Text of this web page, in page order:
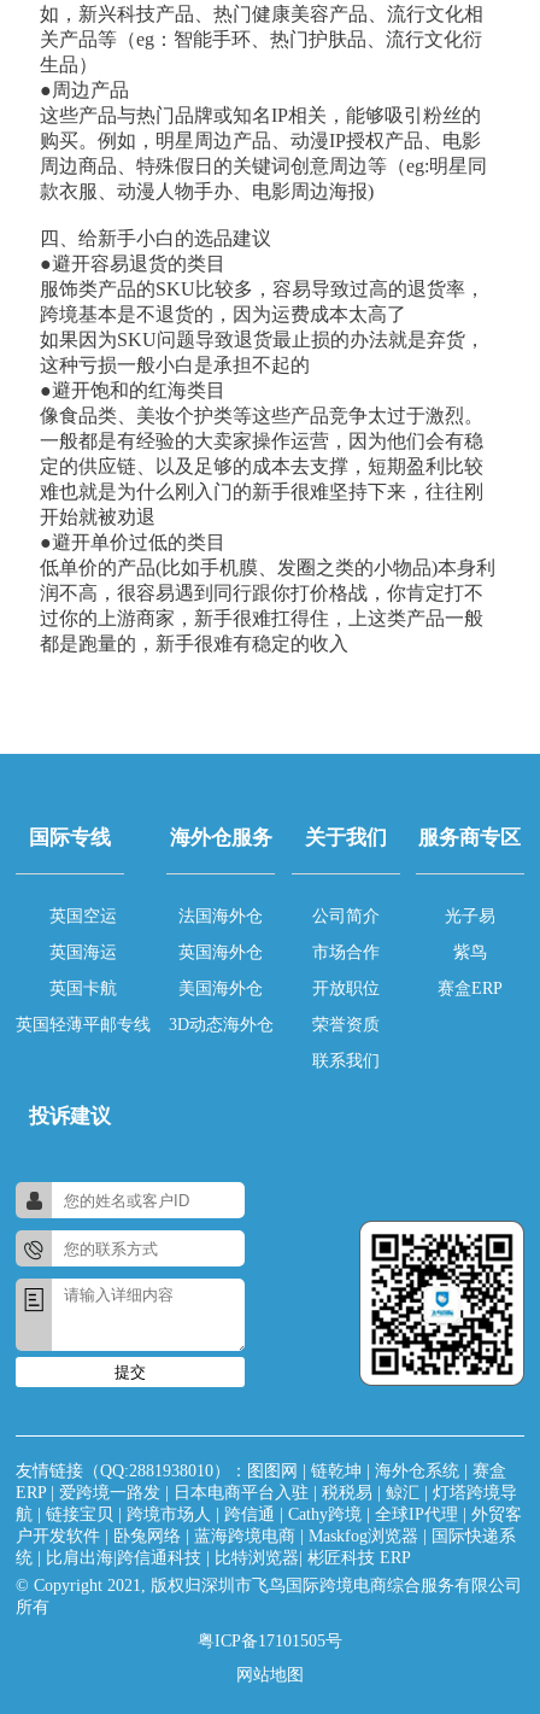
如，新兴科技产品、热门健康美容产品、流行文化相
关产品等（eg：智能手环、热门护肤品、流行文化衍
生品）
●周边产品
这些产品与热门品牌或知名IP相关，能够吸引粉丝的
购买。例如，明星周边产品、动漫IP授权产品、电影
周边商品、特殊假日的关键词创意周边等（eg:明星同
款衣服、动漫人物手办、电影周边海报)
四、给新手小白的选品建议
●避开容易退货的类目
服饰类产品的SKU比较多，容易导致过高的退货率，
跨境基本是不退货的，因为运费成本太高了
如果因为SKU问题导致退货最止损的办法就是弃货，
这种亏损一般小白是承担不起的
●避开饱和的红海类目
像食品类、美妆个护类等这些产品竞争太过于激烈。
一般都是有经验的大卖家操作运营，因为他们会有稳
定的供应链、以及足够的成本去支撑，短期盈利比较
难也就是为什么刚入门的新手很难坚持下来，往往刚
开始就被劝退
●避开单价过低的类目
低单价的产品(比如手机膜、发圈之类的小物品)本身利
润不高，很容易遇到同行跟你打价格战，你肯定打不
过你的上游商家，新手很难扛得住，上这类产品一般
都是跑量的，新手很难有稳定的收入
国际专线
英国空运
英国海运
英国卡航
英国轻薄平邮专线
海外仓服务
法国海外仓
英国海外仓
美国海外仓
3D动态海外仓
关于我们
公司简介
市场合作
开放职位
荣誉资质
联系我们
服务商专区
光子易
紫鸟
赛盒ERP
投诉建议
提交
友情链接（QQ:2881938010）： 图图网 |链乾坤 |海外仓系统 |赛盒
ERP|爱跨境一路发 日本电商平台入驻 |税税易 |鲸汇 |灯塔跨境导
航 |链接宝贝 |跨境市场人 |跨信通 |Cathy跨境 |全球IP代理 |外贸客
户开发软件
卧兔网络 |蓝海跨境电商 |Maskfog浏览器
国际快递系
统
比肩出海|跨信通科技 比特浏览器 |彬匠科技 ERP
© Copyright 2021, 版权归深圳市飞鸟国际跨境电商综合服务有限公司
所有
粤ICP备17101505号
网站地图